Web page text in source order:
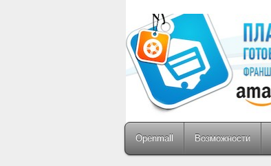
Openmall Возможности